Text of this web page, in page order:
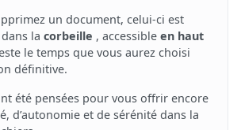
un document, celui-ci est
la corbeille , accessible en haut
le temps que vous aurez choisi
définitive.
été pensées pour vous offrir encore
d’autonomie et de sérénité dans la